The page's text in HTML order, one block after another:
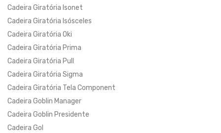
Cadeira Giratória Isonet
Cadeira Giratória Isósceles
Cadeira Giratória Oki
Cadeira Giratória Prima
Cadeira Giratória Pull
Cadeira Giratória Sigma
Cadeira Giratória Tela Component
Cadeira Goblin Manager
Cadeira Goblin Presidente
Cadeira Gol